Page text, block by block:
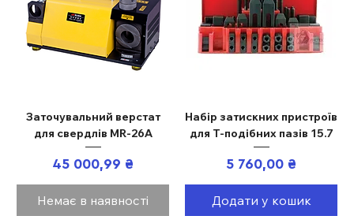
Заточувальний верстат
для свердлів MR-26A
Ціна
45 000,99 ₴
Немає в наявності
Набір затискних пристроїв
для Т-подібних пазів 15.7
Ціна
5 760,00 ₴
Додати у кошик